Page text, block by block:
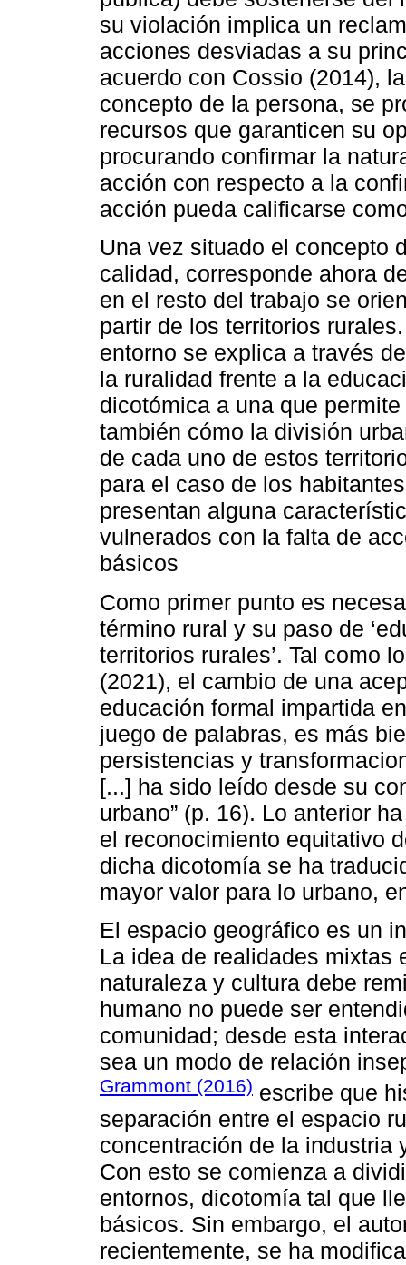
su violación implica un
acciones desviadas a su
acuerdo con Cossio (2014),
concepto de la persona, se
recursos que garanticen su
procurando confirmar la
acción con respecto a la
acción pueda calificarse
Una vez situado el concepto
calidad, corresponde ahora
en el resto del trabajo se
partir de los territorios
entorno se explica a través
la ruralidad frente a la
dicotómica a una que
también cómo la división
de cada uno de estos
para el caso de los
presentan alguna
vulnerados con la falta de
básicos
Como primer punto es
término rural y su paso de
territorios rurales’. Tal como
(2021), el cambio de una
educación formal impartida
juego de palabras, es más
persistencias y
[...] ha sido leído desde su
urbano” (p. 16). Lo anterior
el reconocimiento equitativo
dicha dicotomía se ha
mayor valor para lo urbano,
El espacio geográfico es un
La idea de realidades mixtas
naturaleza y cultura debe
humano no puede ser
comunidad; desde esta
sea un modo de relación
Grammont (2016) escribe que
separación entre el espacio
concentración de la industria
Con esto se comienza a
entornos, dicotomía tal que
básicos. Sin embargo, el
recientemente, se ha